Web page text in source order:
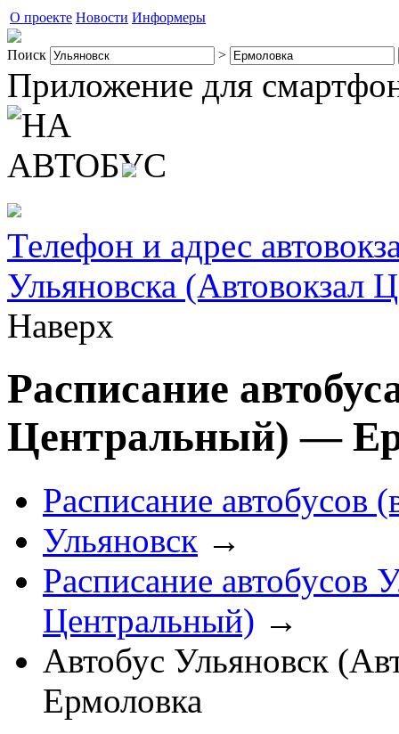
О проекте Новости Информеры
Поиск >
Приложение для
Телефон и адрес
Ульяновска (Автовокзал
Наверх
Расписание
Центральный) —
Расписание автобусов
Ульяновск →
Расписание автобусов
Центральный) →
Автобус Ульяновск
Ермоловка